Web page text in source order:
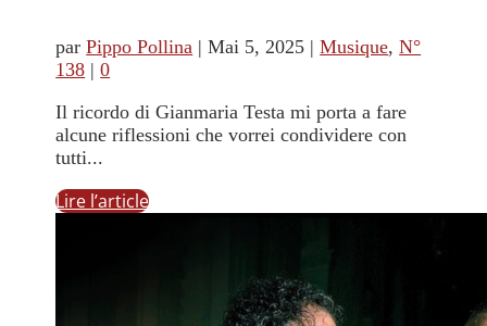
parPippo Pollina |Mai 5, 2025 |Musique,N°
138 |0
Il ricordo di Gianmaria Testa mi porta a fare
alcune riflessioni che vorrei condividere con
tutti...
Lire l’article